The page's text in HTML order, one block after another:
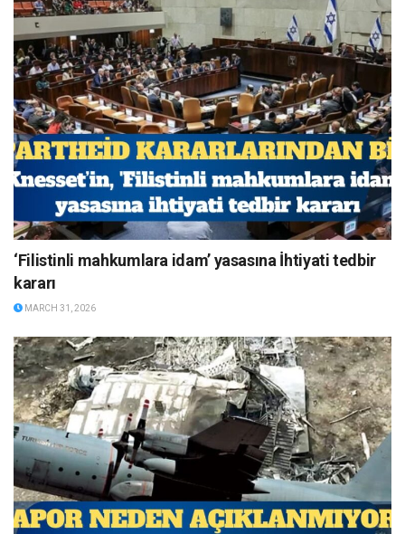
‘Filistinli mahkumlara idam’ yasasına İhtiyati tedbir
kararı
MARCH 31, 2026